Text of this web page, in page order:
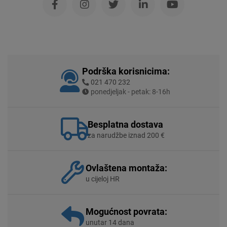
Podrška korisnicima:
021 470 232
ponedjeljak - petak: 8-16h
Besplatna dostava
za narudžbe iznad 200 €
Ovlaštena montaža:
u cijeloj HR
Mogućnost povrata:
unutar 14 dana